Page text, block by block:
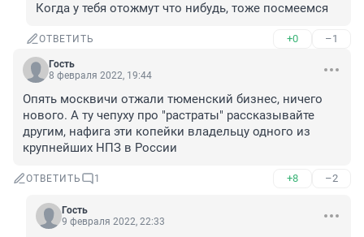
Когда у тебя отожмут что нибудь, тоже посмеемся
ОТВЕТИТЬ +0 –1
Гость
8 февраля 2022, 19:44
Опять москвичи отжали тюменский бизнес, ничего
нового. А ту чепуху про "растраты" рассказывайте
другим, нафига эти копейки владельцу одного из
крупнейших НПЗ в России
ОТВЕТИТЬ 1 +8 –2
Гость
9 февраля 2022, 22:33